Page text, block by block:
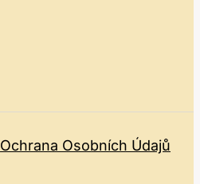
Ochrana Osobních Údajů